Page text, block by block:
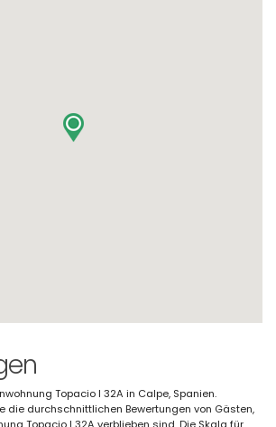
Topacio I 32A in Calpe, Spanien.
die durchschnittlichen Bewertungen von Gästen,